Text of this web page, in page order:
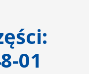
01